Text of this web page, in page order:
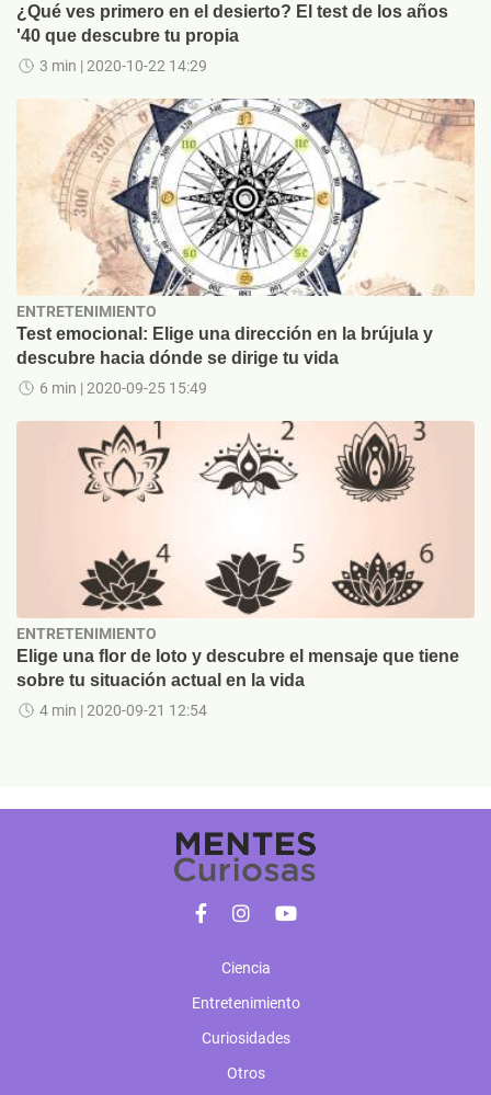
¿Qué ves primero en el desierto? El test de los años
'40 que descubre tu propia
3 min | 2020-10-22 14:29
ENTRETENIMIENTO
Test emocional: Elige una dirección en la brújula y
descubre hacia dónde se dirige tu vida
6 min | 2020-09-25 15:49
ENTRETENIMIENTO
Elige una flor de loto y descubre el mensaje que tiene
sobre tu situación actual en la vida
4 min | 2020-09-21 12:54
Ciencia
Entretenimiento
Curiosidades
Otros